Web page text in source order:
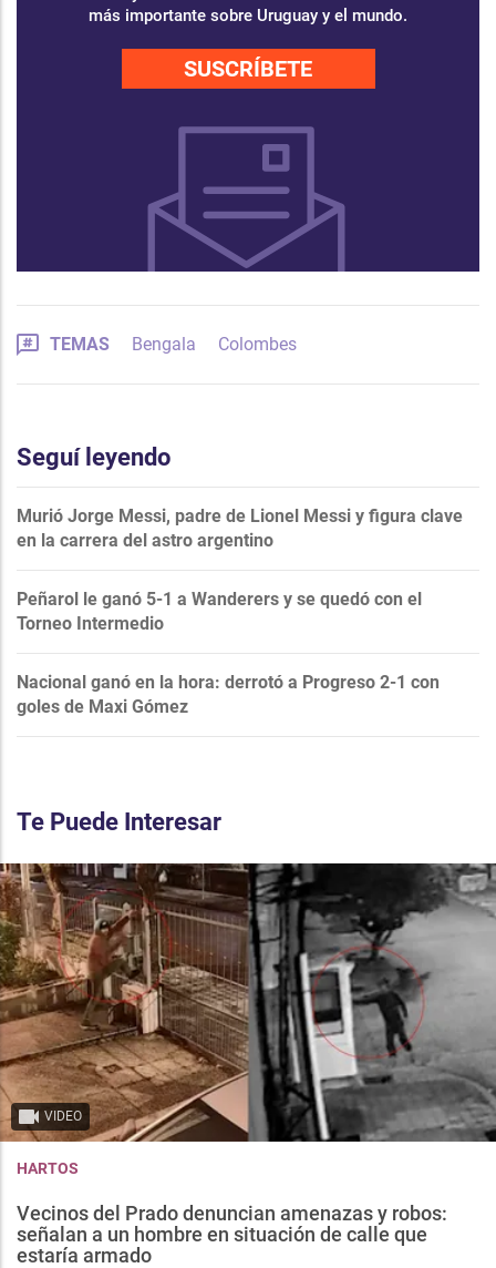
más importante sobre Uruguay y el mundo.
SUSCRÍBETE
TEMAS Bengala Colombes
Seguí leyendo
Murió Jorge Messi, padre de Lionel Messi y figura clave
en la carrera del astro argentino
Peñarol le ganó 5-1 a Wanderers y se quedó con el
Torneo Intermedio
Nacional ganó en la hora: derrotó a Progreso 2-1 con
goles de Maxi Gómez
Te Puede Interesar
VIDEO
HARTOS
Vecinos del Prado denuncian amenazas y robos:
señalan a un hombre en situación de calle que
estaría armado